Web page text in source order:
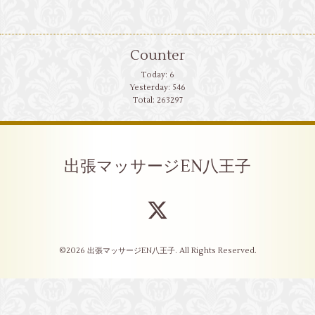
Counter
Today: 6
Yesterday: 546
Total: 263297
出張マッサージEN八王子
©2026 出張マッサージEN八王子. All Rights Reserved.